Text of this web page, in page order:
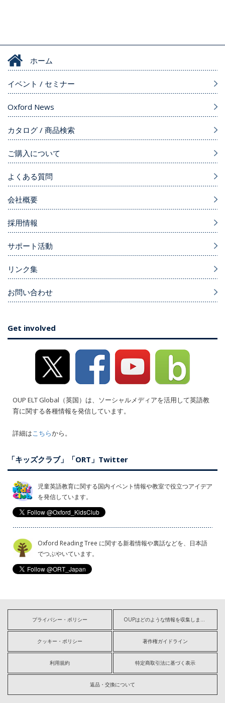
ホーム
イベント / セミナー
Oxford News
カタログ / 商品検索
ご購入について
よくある質問
会社概要
採用情報
サポート活動
リンク集
お問い合わせ
Get involved
OUP ELT Global（英国）は、ソーシャルメディアを活用して英語教
育に関する各種情報を発信しています。
詳細はこちらから。
「キッズクラブ」「ORT」Twitter
児童英語教育に関する国内イベント情報や教室で役立つアイデア
を発信しています。
Oxford Reading Tree に関する新着情報や裏話などを、日本語
でつぶやいています。
プライバシー・ポリシー OUPはどのような情報を収集しますか?
クッキー・ポリシー 著作権ガイドライン
利用規約 特定商取引法に基づく表示
返品・交換について